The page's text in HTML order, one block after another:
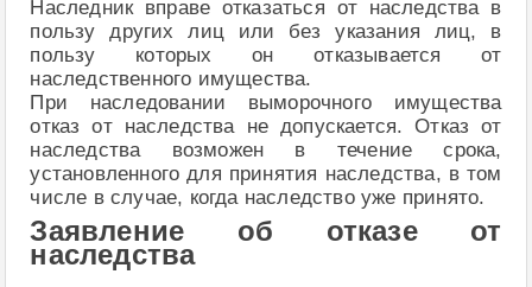
Наследник вправе отказаться от наследства в
пользу других лиц или без указания лиц, в
пользу которых он отказывается от
наследственного имущества.
При наследовании выморочного имущества
отказ от наследства не допускается. Отказ от
наследства возможен в течение срока,
установленного для принятия наследства, в том
числе в случае, когда наследство уже принято.
Заявление об отказе от
наследства